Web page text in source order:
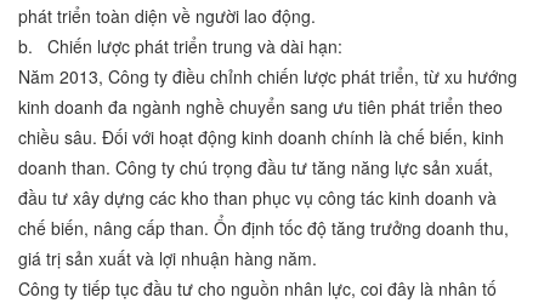
phát triển toàn diện về người lao động.
b. Chiến lược phát triển trung và dài hạn:
Năm 2013, Công ty điều chỉnh chiến lược phát triển, từ xu hướng
kinh doanh đa ngành nghề chuyển sang ưu tiên phát triển theo
chiều sâu. Đối với hoạt động kinh doanh chính là chế biến, kinh
doanh than. Công ty chú trọng đầu tư tăng năng lực sản xuất,
đầu tư xây dựng các kho than phục vụ công tác kinh doanh và
chế biến, nâng cấp than. Ổn định tốc độ tăng trưởng doanh thu,
giá trị sản xuất và lợi nhuận hàng năm.
Công ty tiếp tục đầu tư cho nguồn nhân lực, coi đây là nhân tố